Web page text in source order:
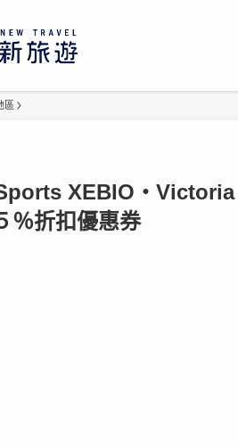
區
XEBIO・
％折扣優惠券